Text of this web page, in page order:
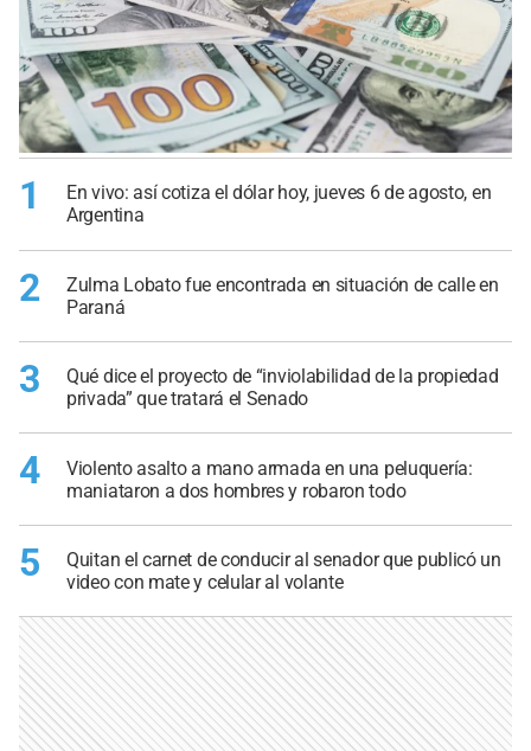
1
En vivo: así cotiza el dólar hoy, jueves 6 de agosto, en
Argentina
2
Zulma Lobato fue encontrada en situación de calle en
Paraná
3
Qué dice el proyecto de “inviolabilidad de la propiedad
privada” que tratará el Senado
4
Violento asalto a mano armada en una peluquería:
maniataron a dos hombres y robaron todo
5
Quitan el carnet de conducir al senador que publicó un
video con mate y celular al volante